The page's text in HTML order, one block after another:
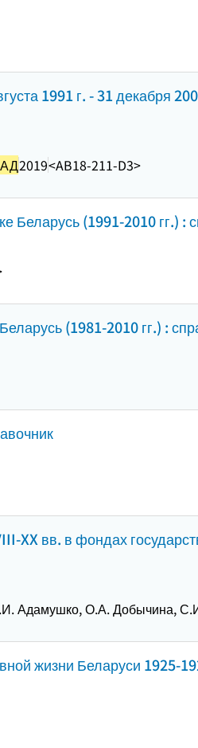
1991 г. - 31 декабря
2019<AB18-211-D3>
Беларусь (1991-2010 гг.) :
(1981-2010 гг.) :
XX вв. в фондах
Адамушко, О.А. Добычина,
жизни Беларуси 1925-